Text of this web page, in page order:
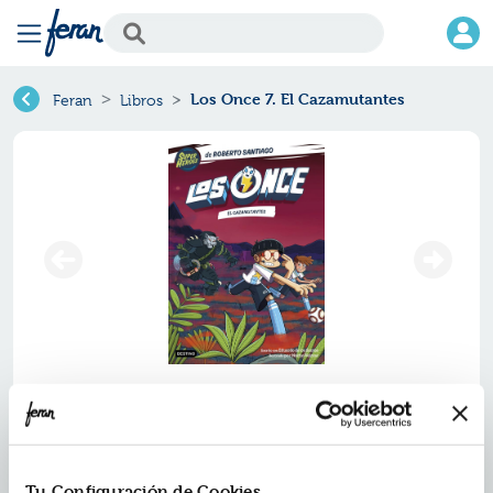
Feran Libros Los Once 7. El Cazamutantes
Los once 7. el cazamutantes